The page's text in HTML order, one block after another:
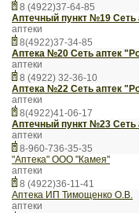
8 (4922)37-64-85
Аптечный пункт №19 Сеть
аптеки
8(4922)37-34-85
Aптека №20 Сеть аптек
аптеки
8 (4922) 32-36-10
Аптека №22 Сеть аптек
аптеки
8(4922)41-06-17
Аптечный пункт №23 Сеть
аптеки
8-960-736-35-35
"Аптека" ООО "Камея"
аптеки
8 (4922)36-11-41
Аптека ИП Тимощенко О.В.
аптеки